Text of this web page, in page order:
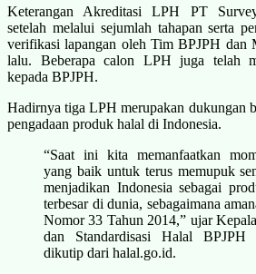
Keterangan Akreditasi LPH PT
setelah melalui sejumlah tahapan serta
verifikasi lapangan oleh Tim BPJPH dan
lalu. Beberapa calon LPH juga telah
kepada BPJPH.
Hadirnya tiga LPH merupakan dukungan
pengadaan produk halal di Indonesia.
“Saat ini kita memanfaatkan
yang baik untuk terus memupuk
menjadikan Indonesia sebagai
terbesar di dunia, sebagaimana
Nomor 33 Tahun 2014,” ujar
dan Standardisasi Halal
dikutip dari halal.go.id.